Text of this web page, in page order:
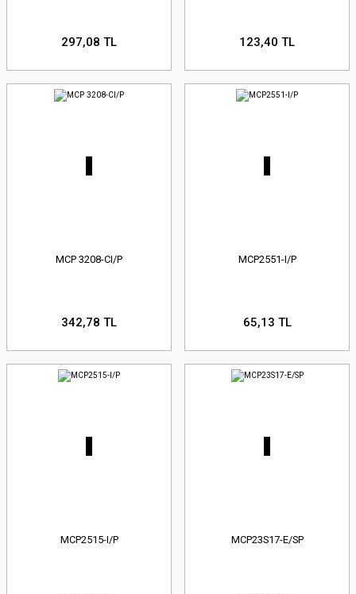
297,08 TL 123,40 TL
MCP 3208-CI/P
342,78 TL
MCP2551-I/P
65,13 TL
MCP2515-I/P MCP23S17-E/SP